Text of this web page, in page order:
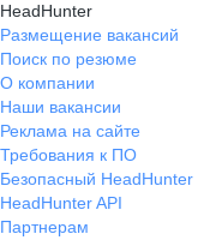
HeadHunter
Размещение вакансий
Поиск по резюме
О компании
Наши вакансии
Реклама на сайте
Требования к ПО
Безопасный HeadHunter
HeadHunter API
Партнерам